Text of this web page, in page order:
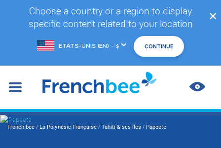
Choose a country or a region to display
specific content related to your location
de
✕
LES
You
French bee / La Polynésie Française / Tahiti & ses îles / Papeete